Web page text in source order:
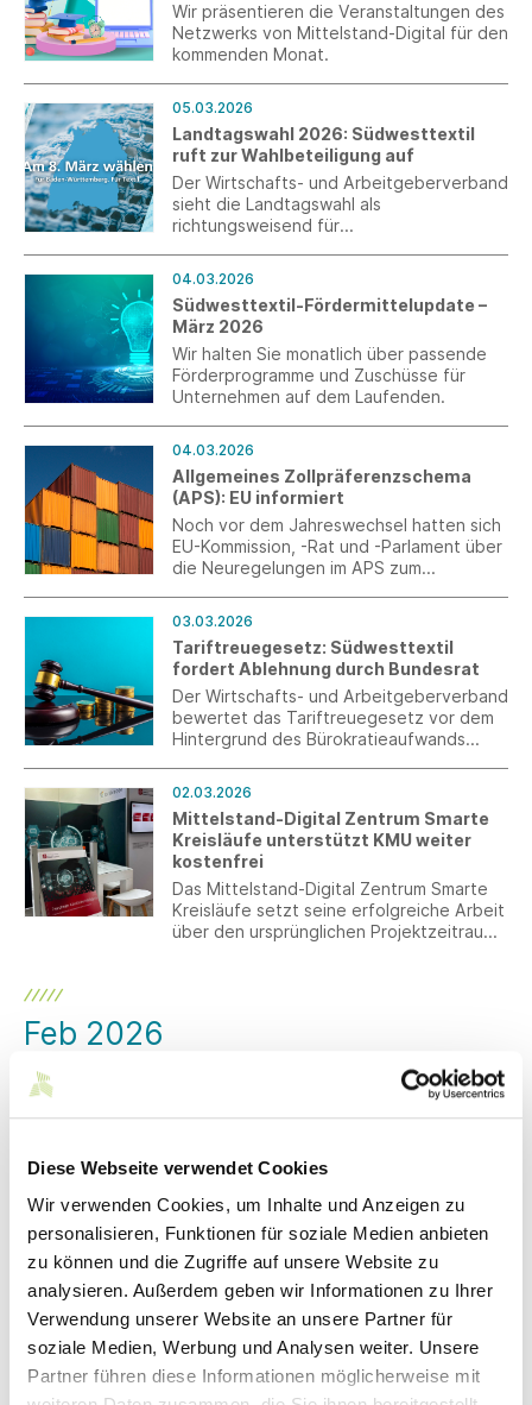
Diese Webseite verwendet Cookies
Wir verwenden Cookies, um Inhalte und Anzeigen zu
personalisieren, Funktionen für soziale Medien anbieten
zu können und die Zugriffe auf unsere Website zu
analysieren. Außerdem geben wir Informationen zu Ihrer
Verwendung unserer Website an unsere Partner für
soziale Medien, Werbung und Analysen weiter. Unsere
Partner führen diese Informationen möglicherweise mit
Wir präsentieren die Veranstaltungen des
Netzwerks von Mittelstand-Digital für den
kommenden Monat.
05.03.2026
Landtagswahl 2026: Südwesttextil
ruft zur Wahlbeteiligung auf
Der Wirtschafts- und Arbeitgeberverband
sieht die Landtagswahl als
richtungsweisend für
und richtet sich an die Wahlberechtigten.
04.03.2026
Südwesttextil-Fördermittelupdate –
März 2026
Wir halten Sie monatlich über passende
Förderprogramme und Zuschüsse für
Unternehmen auf dem Laufenden.
04.03.2026
Allgemeines Zollpräferenzschema
(APS): EU informiert
Noch vor dem Jahreswechsel hatten sich
EU-Kommission, -Rat und -Parlament über
die Neuregelungen im APS zum
der EU-Kommission über weitere
Detailfragen.
03.03.2026
Tariftreuegesetz: Südwesttextil
fordert Ablehnung durch Bundesrat
Der Wirtschafts- und Arbeitgeberverband
bewertet das Tariftreuegesetz vor dem
Hintergrund des Bürokratieaufwands
02.03.2026
Mittelstand-Digital Zentrum Smarte
Kreisläufe unterstützt KMU weiter
kostenfrei
Das Mittelstand-Digital Zentrum Smarte
Kreisläufe setzt seine erfolgreiche Arbeit
über den ursprünglichen Projektzeitraum
Feb 2026
Arbeitsrecht: Bundestag
Der Deutsche Bundestag hat am
für das erste Bundes-Tariftreuegesetz
(21/1941) frei gemacht.
23.02.2026
Machtmissbrauch des Vorgesetzten
rechtfertigt Auflösung des
Arbeitsverhältnisses gegen hohe
Abfindung
Das Landesarbeitsgericht (LAG) Köln hat
mit Urteil vom 9. Juli 2025 (Az. 4 SLa